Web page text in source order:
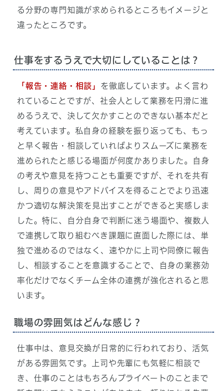
る分野の専門知識が求められるところもイメージと
違ったところです。
仕事をするうえで大切にしていることは？
「報告・連絡・相談」 を徹底しています。よく言わ
れていることですが、社会人として業務を円滑に進
めるうえで、決して欠かすことのできない基本だと
考えています。私自身の経験を振り返っても、もっ
と早く報告・相談していればよりスムーズに業務を
進められたと感じる場面が何度かありました。自身
の考えや意見を持つことも重要ですが、それを共有
し、周りの意見やアドバイスを得ることでより迅速
かつ適切な解決策を見出すことができると実感しま
した。特に、自分自身で判断に迷う場面や、複数人
で連携して取り組むべき課題に直面した際には、単
独で進めるのではなく、速やかに上司や同僚に報告
し、相談することを意識することで、自身の業務効
率化だけでなくチーム全体の連携が強化されると思
います。
職場の雰囲気はどんな感じ？
仕事中は、意見交換が日常的に行われており、活気
がある雰囲気です。上司や先輩にも気軽に相談で
き、仕事のことはもちろんプライベートのことまで